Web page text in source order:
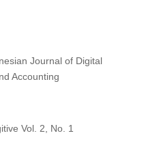
Journal of Digital
Accounting
Vol. 2, No. 1